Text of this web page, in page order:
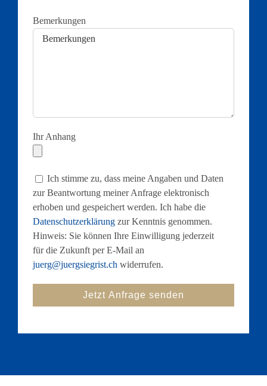
Bemerkungen
Ihr Anhang
Ich stimme zu, dass meine Angaben und Daten
zur Beantwortung meiner Anfrage elektronisch
erhoben und gespeichert werden. Ich habe die
Datenschutzerklärungzur Kenntnis genommen.
Hinweis: Sie können Ihre Einwilligung jederzeit
für die Zukunft per E-Mail an
juerg@juergsiegrist.ch widerrufen.